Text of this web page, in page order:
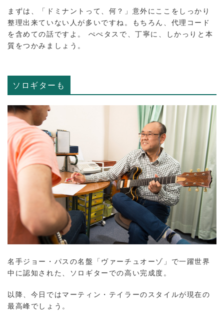
まずは、「ドミナントって、何？」意外にここをしっかり
整理出来ていない人が多いですね。もちろん、代理コード
を含めての話ですよ。 ぺぺタスで、丁寧に、しかっりと本
質をつかみましょう。
ソロギターも
名手ジョー・パスの名盤「ヴァーチュオーゾ」で一躍世界
中に認知された、ソロギターでの高い完成度。
以降、今日ではマーティン・テイラーのスタイルが現在の
最高峰でしょう。